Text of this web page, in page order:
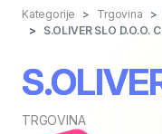
Kategorije Trgovina
S.OLIVER SLO
TRGOVINA